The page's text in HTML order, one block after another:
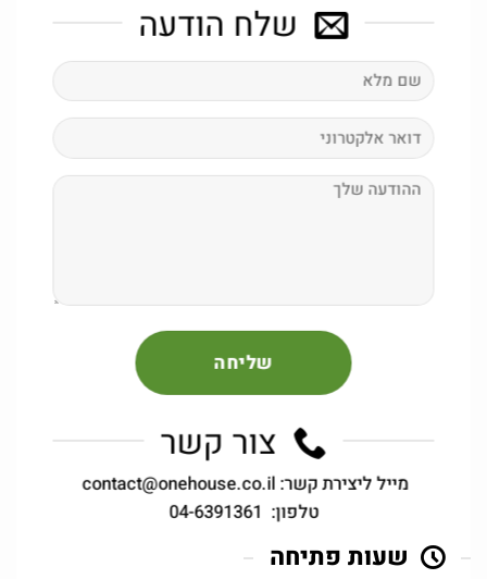
שלח הודעה
צור קשר
מייל ליצירת קשר: contact@onehouse.co.il
טלפון: 04-6391361
שעות פתיחה